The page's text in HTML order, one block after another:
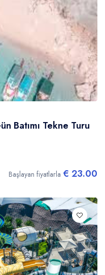
Batımı Tekne Turu
Başlayan fiyatlarla € 23.00